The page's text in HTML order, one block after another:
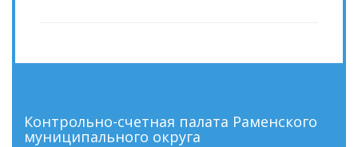
Контрольно-счетная палата Раменского
муниципального округа